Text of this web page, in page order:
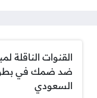
القنوات الناقلة
ضد ضمك في
السعودي